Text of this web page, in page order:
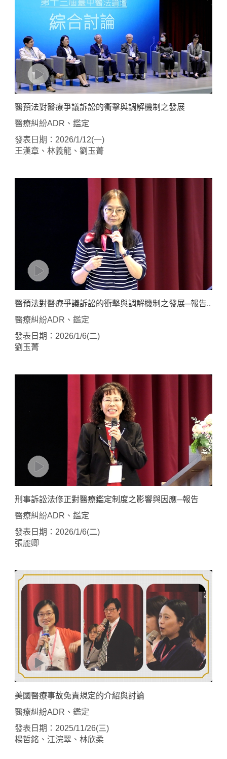
醫預法對醫療爭議訴訟的衝擊與調解機制之發展
醫療糾紛ADR、鑑定
發表日期：2026/1/12(一)
王漢章、林義龍、劉玉菁
醫預法對醫療爭議訴訟的衝擊與調解機制之發展─報告..
醫療糾紛ADR、鑑定
發表日期：2026/1/6(二)
劉玉菁
刑事訴訟法修正對醫療鑑定制度之影響與因應─報告
醫療糾紛ADR、鑑定
發表日期：2026/1/6(二)
張麗卿
美國醫療事故免責規定的介紹與討論
醫療糾紛ADR、鑑定
發表日期：2025/11/26(三)
楊哲銘、江浣翠、林欣柔